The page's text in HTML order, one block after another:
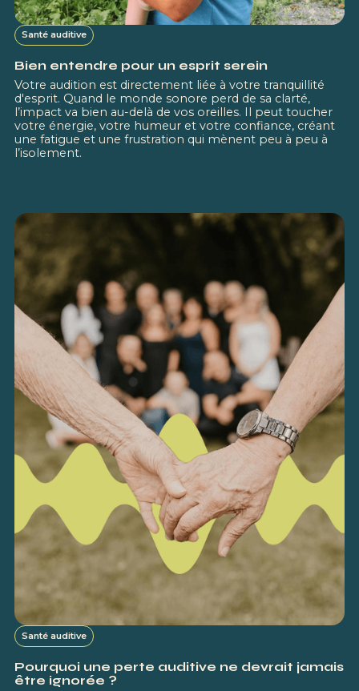
Santé auditive
Bien entendre pour un esprit serein
Votre audition est directement liée à votre tranquillité
d'esprit. Quand le monde sonore perd de sa clarté,
l’impact va bien au-delà de vos oreilles. Il peut toucher
votre énergie, votre humeur et votre confiance, créant
une fatigue et une frustration qui mènent peu à peu à
l’isolement.
Santé auditive
Pourquoi une perte auditive ne devrait jamais
être ignorée ?